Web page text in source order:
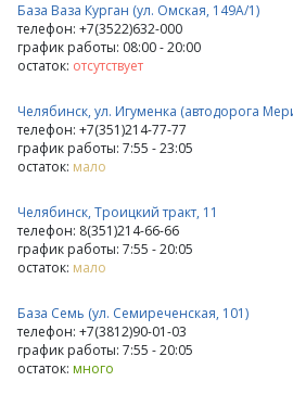
База Ваза Курган (ул. Омская, 149А/1)
телефон: +7(3522)632-000
график работы: 08:00 - 20:00
остаток: отсутствует
Челябинск, ул. Игуменка (автодорога
телефон: +7(351)214-77-77
график работы: 7:55 - 23:05
остаток: мало
Челябинск, Троицкий тракт, 11
телефон: 8(351)214-66-66
график работы: 7:55 - 20:05
остаток: мало
База Семь (ул. Семиреченская, 101)
телефон: +7(3812)90-01-03
график работы: 7:55 - 20:05
остаток: много